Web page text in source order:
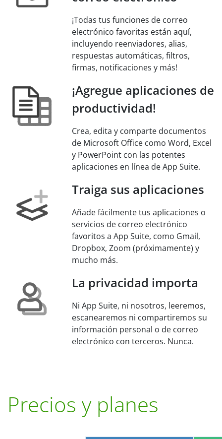
¡Todas tus funciones de correo
electrónico favoritas están aquí,
incluyendo reenviadores, alias,
respuestas automáticas, filtros,
firmas, notificaciones y más!
¡Agregue aplicaciones de
productividad!
Crea, edita y comparte documentos
de Microsoft Office como Word, Excel
y PowerPoint con las potentes
aplicaciones en línea de App Suite.
Traiga sus aplicaciones
Añade fácilmente tus aplicaciones o
servicios de correo electrónico
favoritos a App Suite, como Gmail,
Dropbox, Zoom (próximamente) y
mucho más.
La privacidad importa
Ni App Suite, ni nosotros, leeremos,
escanearemos ni compartiremos su
información personal o de correo
electrónico con terceros. Nunca.
Precios y planes